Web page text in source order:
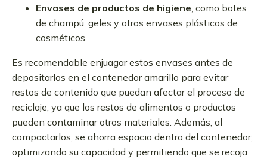
Envases de productos de higiene, como botes
de champú, geles y otros envases plásticos de
cosméticos.
Es recomendable enjuagar estos envases antes de
depositarlos en el contenedor amarillo para evitar
restos de contenido que puedan afectar el proceso de
reciclaje, ya que los restos de alimentos o productos
pueden contaminar otros materiales. Además, al
compactarlos, se ahorra espacio dentro del contenedor,
optimizando su capacidad y permitiendo que se recoja